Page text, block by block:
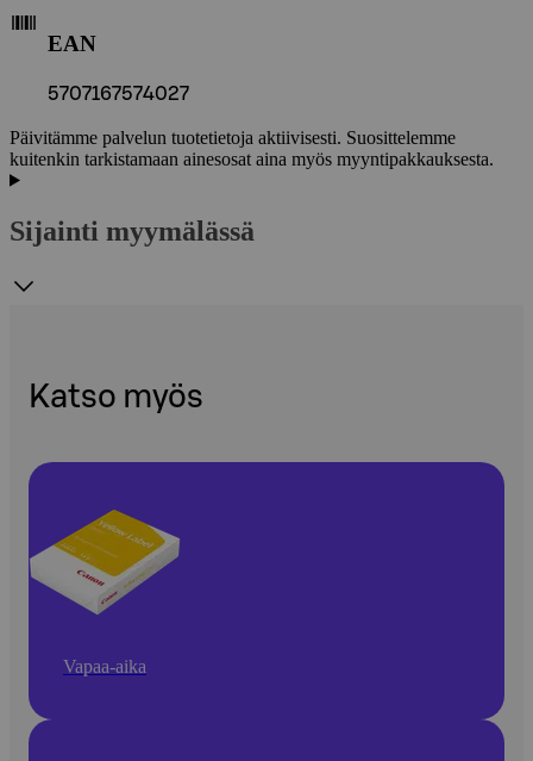
EAN
5707167574027
Päivitämme palvelun tuotetietoja aktiivisesti. Suosittelemme
kuitenkin tarkistamaan ainesosat aina myös myyntipakkauksesta.
Sijainti myymälässä
Katso myös
Vapaa-aika